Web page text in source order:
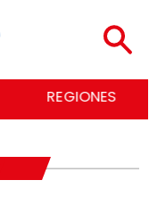
REGIONES